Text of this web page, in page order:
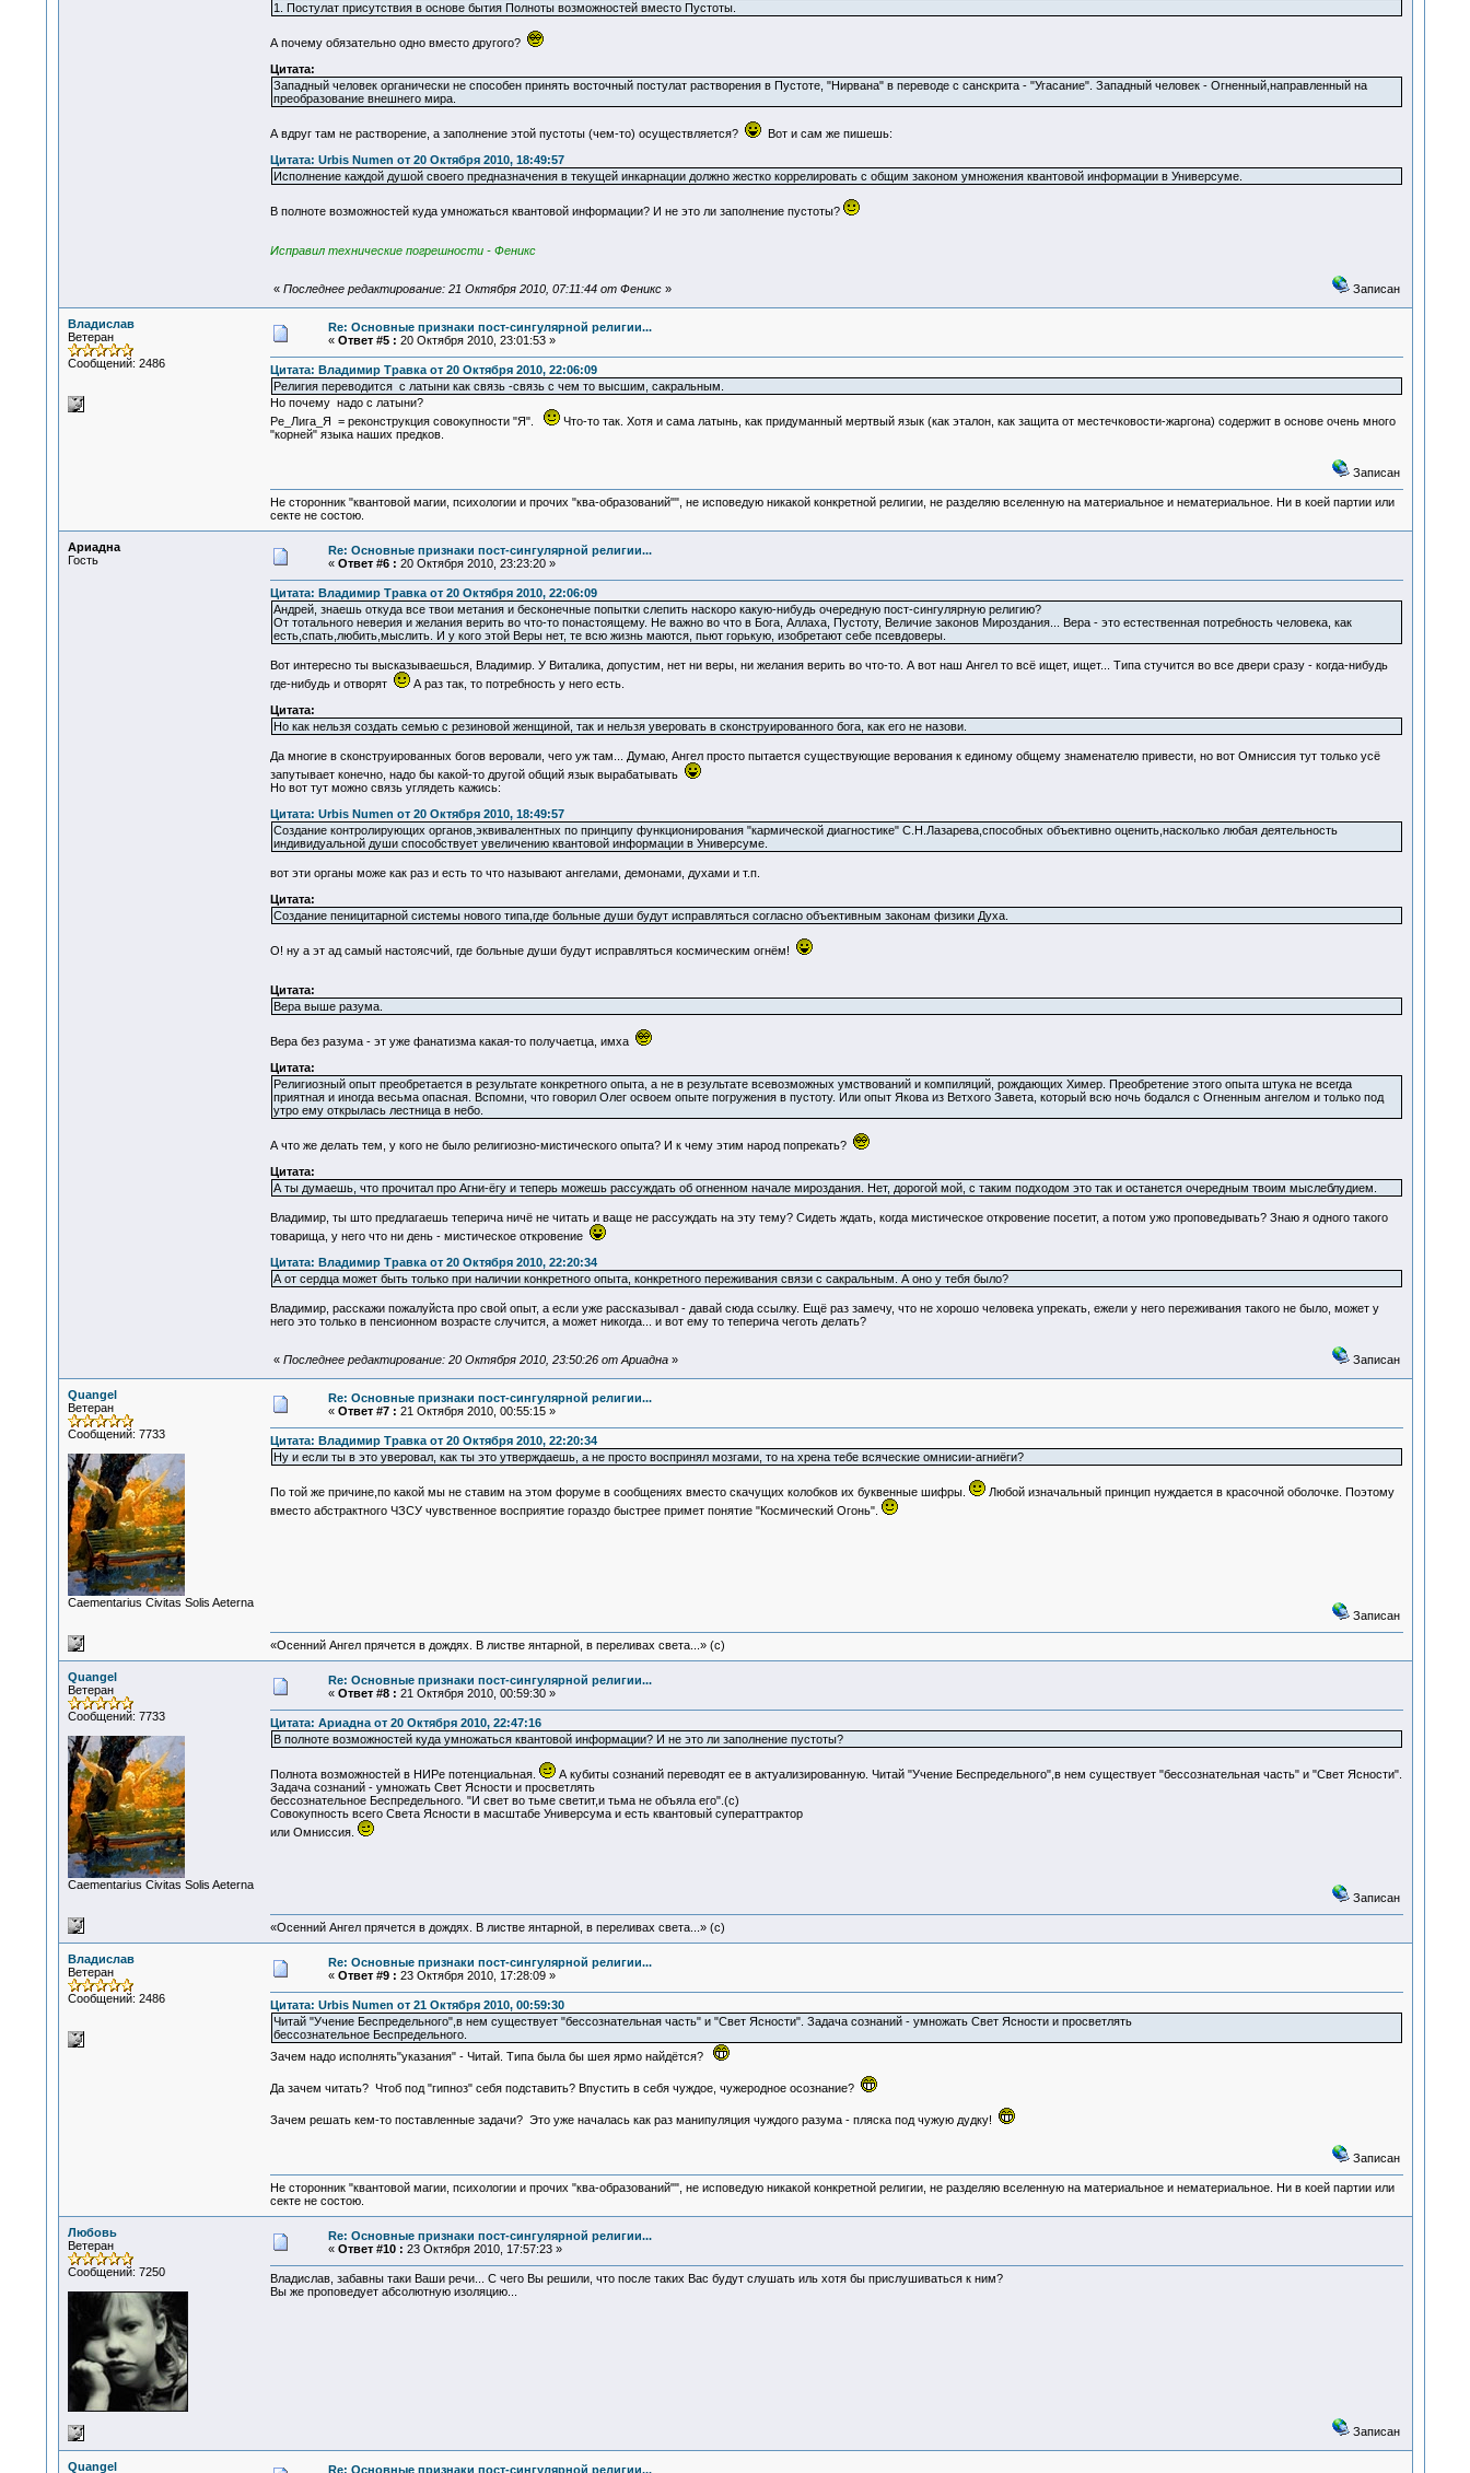
1. Постулат присутствия в основе бытия Полноты возможностей вместо Пустоты.
А почему обязательно одно вместо другого?
Цитата:
Западный человек органически не способен принять восточный постулат растворения в Пустоте, "Нирвана" в переводе с санскрита - "Угасание". Западный человек - Огненный,направленный на
преобразование внешнего мира.
А вдруг там не растворение, а заполнение этой пустоты (чем-то) осуществляется?
Вот и сам же пишешь:
Цитата: Urbis Numen от 20 Октября 2010, 18:49:57
Исполнение каждой душой своего предназначения в текущей инкарнации должно жестко коррелировать с общим законом умножения квантовой информации в Универсуме.
В полноте возможностей куда умножаться квантовой информации? И не это ли заполнение пустоты?
Исправил технические погрешности - Феникс
« Последнее редактирование: 21 Октября 2010, 07:11:44 от Феникс» Записан
Владислав
Ветеран
Сообщений: 2486
Re: Основные признаки пост-сингулярной религии...
« Ответ #5 : 20 Октября 2010, 23:01:53 »
Цитата: Владимир Травка от 20 Октября 2010, 22:06:09
Религия переводится с латыни как связь -связь с чем то высшим, сакральным.
Но почему надо с латыни?
Ре_Лига_Я = реконструкция совокупности "Я".
Что-то так. Хотя и сама латынь, как придуманный мертвый язык (как эталон, как защита от местечковости-жаргона) содержит в основе очень много
"корней" языка наших предков.
Записан
Не сторонник "квантовой магии, психологии и прочих "ква-образований"", не исповедую никакой конкретной религии, не разделяю вселенную на материальное и нематериальное. Ни в коей партии или
секте не состою.
Ариадна
Гость
Re: Основные признаки пост-сингулярной религии...
« Ответ #6 : 20 Октября 2010, 23:23:20 »
Цитата: Владимир Травка от 20 Октября 2010, 22:06:09
Андрей, знаешь откуда все твои метания и бесконечные попытки слепить наскоро какую-нибудь очередную пост-сингулярную религию?
От тотального неверия и желания верить во что-то понастоящему. Не важно во что в Бога, Аллаха, Пустоту, Величие законов Мироздания... Вера - это естественная потребность человека, как
есть,спать,любить,мыслить. И у кого этой Веры нет, те всю жизнь маются, пьют горькую, изобретают себе псевдоверы.
Вот интересно ты высказываешься, Владимир. У Виталика, допустим, нет ни веры, ни желания верить во что-то. А вот наш Ангел то всё ищет, ищет... Типа стучится во все двери сразу - когда-нибудь
где-нибудь и отворят
А раз так, то потребность у него есть.
Цитата:
Но как нельзя создать семью с резиновой женщиной, так и нельзя уверовать в сконструированного бога, как его не назови.
Да многие в сконструированных богов веровали, чего уж там... Думаю, Ангел просто пытается существующие верования к единому общему знаменателю привести, но вот Омниссия тут только усё
запутывает конечно, надо бы какой-то другой общий язык вырабатывать
Но вот тут можно связь углядеть кажись:
Цитата: Urbis Numen от 20 Октября 2010, 18:49:57
Создание контролирующих органов,эквивалентных по принципу функционирования "кармической диагностике" С.Н.Лазарева,способных объективно оценить,насколько любая деятельность
индивидуальной души способствует увеличению квантовой информации в Универсуме.
вот эти органы може как раз и есть то что называют ангелами, демонами, духами и т.п.
Цитата:
Создание пеницитарной системы нового типа,где больные души будут исправляться согласно объективным законам физики Духа.
О! ну а эт ад самый настоясчий, где больные души будут исправляться космическим огнём!
Цитата:
Вера выше разума.
Вера без разума - эт уже фанатизма какая-то получаетца, имха
Цитата:
Религиозный опыт преобретается в результате конкретного опыта, а не в результате всевозможных умствований и компиляций, рождающих Химер. Преобретение этого опыта штука не всегда
приятная и иногда весьма опасная. Вспомни, что говорил Олег освоем опыте погружения в пустоту. Или опыт Якова из Ветхого Завета, который всю ночь бодался с Огненным ангелом и только под
утро ему открылась лестница в небо.
А что же делать тем, у кого не было религиозно-мистического опыта? И к чему этим народ попрекать?
Цитата:
А ты думаешь, что прочитал про Агни-ёгу и теперь можешь рассуждать об огненном начале мироздания. Нет, дорогой мой, с таким подходом это так и останется очередным твоим мыслеблудием.
Владимир, ты што предлагаешь теперича ничё не читать и ваще не рассуждать на эту тему? Сидеть ждать, когда мистическое откровение посетит, а потом ужо проповедывать? Знаю я одного такого
товарища, у него что ни день - мистическое откровение
Цитата: Владимир Травка от 20 Октября 2010, 22:20:34
А от сердца может быть только при наличии конкретного опыта, конкретного переживания связи с сакральным. А оно у тебя было?
Владимир, расскажи пожалуйста про свой опыт, а если уже рассказывал - давай сюда ссылку. Ещё раз замечу, что не хорошо человека упрекать, ежели у него переживания такого не было, может у
него это только в пенсионном возрасте случится, а может никогда... и вот ему то теперича чеготь делать?
« Последнее редактирование: 20 Октября 2010, 23:50:26 от Ариадна» Записан
Quangel
Ветеран
Сообщений: 7733
Сaementarius Civitas Solis Aeterna
Re: Основные признаки пост-сингулярной религии...
« Ответ #7 : 21 Октября 2010, 00:55:15 »
Цитата: Владимир Травка от 20 Октября 2010, 22:20:34
Ну и если ты в это уверовал, как ты это утверждаешь, а не просто воспринял мозгами, то на хрена тебе всяческие омнисии-агниёги?
По той же причине,по какой мы не ставим на этом форуме в сообщениях вместо скачущих колобков их буквенные шифры.
Любой изначальный принцип нуждается в красочной оболочке. Поэтому
вместо абстрактного ЧЗСУ чувственное восприятие гораздо быстрее примет понятие "Космический Огонь".
Записан
«Осенний Ангел прячется в дождях. В листве янтарной, в переливах света...» (c)
Quangel
Ветеран
Сообщений: 7733
Сaementarius Civitas Solis Aeterna
Re: Основные признаки пост-сингулярной религии...
« Ответ #8 : 21 Октября 2010, 00:59:30 »
Цитата: Ариадна от 20 Октября 2010, 22:47:16
В полноте возможностей куда умножаться квантовой информации? И не это ли заполнение пустоты?
Полнота возможностей в НИРе потенциальная.
А кубиты сознаний переводят ее в актуализированную. Читай "Учение Беспредельного",в нем существует "бессознательная часть" и "Свет Ясности".
Задача сознаний - умножать Свет Ясности и просветлять
бессознательное Беспредельного. "И свет во тьме светит,и тьма не объяла его".(с)
Совокупность всего Света Ясности в масштабе Универсума и есть квантовый суператтрактор
или Омниссия.
Записан
«Осенний Ангел прячется в дождях. В листве янтарной, в переливах света...» (c)
Владислав
Ветеран
Сообщений: 2486
Re: Основные признаки пост-сингулярной религии...
« Ответ #9 : 23 Октября 2010, 17:28:09 »
Цитата: Urbis Numen от 21 Октября 2010, 00:59:30
Читай "Учение Беспредельного",в нем существует "бессознательная часть" и "Свет Ясности". Задача сознаний - умножать Свет Ясности и просветлять
бессознательное Беспредельного.
Зачем надо исполнять"указания" - Читай. Типа была бы шея ярмо найдётся?
Да зачем читать? Чтоб под "гипноз" себя подставить? Впустить в себя чуждое, чужеродное осознание?
Зачем решать кем-то поставленные задачи? Это уже началась как раз манипуляция чуждого разума - пляска под чужую дудку!
Записан
Не сторонник "квантовой магии, психологии и прочих "ква-образований"", не исповедую никакой конкретной религии, не разделяю вселенную на материальное и нематериальное. Ни в коей партии или
секте не состою.
Любовь
Ветеран
Сообщений: 7250
Re: Основные признаки пост-сингулярной религии...
« Ответ #10 : 23 Октября 2010, 17:57:23 »
Владислав, забавны таки Ваши речи... С чего Вы решили, что после таких Вас будут слушать иль хотя бы прислушиваться к ним?
Вы же проповедует абсолютную изоляцию...
Записан
Quangel Re: Основные признаки пост-сингулярной религии...